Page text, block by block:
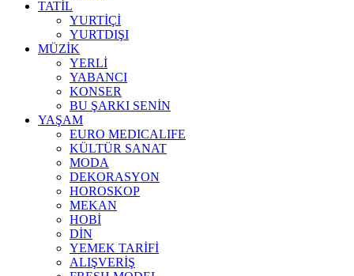
TATİL
YURTİÇİ
YURTDIŞI
MÜZİK
YERLİ
YABANCI
KONSER
BU ŞARKI SENİN
YAŞAM
EURO MEDICALIFE
KÜLTÜR SANAT
MODA
DEKORASYON
HOROSKOP
MEKAN
HOBİ
DİN
YEMEK TARİFİ
ALIŞVERİŞ